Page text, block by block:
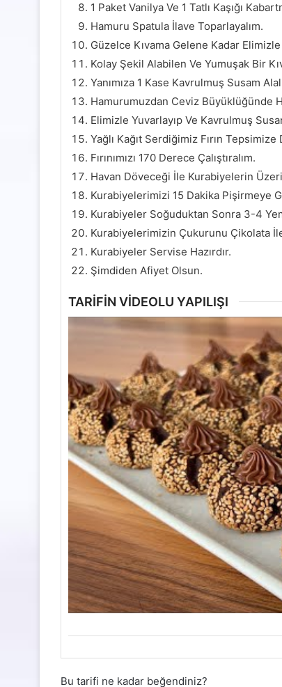
1 Paket Vanilya Ve 1 Tatlı Kaşığı
Hamuru Spatula İlave Toparlayalım.
Güzelce Kıvama Gelene Kadar Elimizle
Kolay Şekil Alabilen Ve Yumuşak Bir
Yanımıza 1 Kase Kavrulmuş Susam
Hamurumuzdan Ceviz Büyüklüğünde
Elimizle Yuvarlayıp Ve Kavrulmuş
Yağlı Kağıt Serdiğimiz Fırın Tepsimize
Fırınımızı 170 Derece Çalıştıralım.
Havan Döveceği İle Kurabiyelerin
Kurabiyelerimizi 15 Dakika Pişirmeye
Kurabiyeler Soğuduktan Sonra 3-4
Kurabiyelerimizin Çukurunu Çikolata
Kurabiyeler Servise Hazırdır.
Şimdiden Afiyet Olsun.
TARİFİN VİDEOLU YAPILIŞI
Bu tarifi ne kadar beğendiniz?